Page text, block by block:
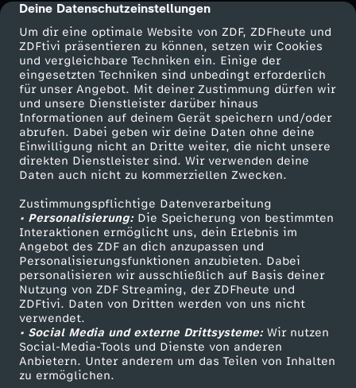
cmp-dialog-description
Deine Datenschutzeinstellungen
Um dir eine optimale Website von ZDF, ZDFheute und
ZDFtivi präsentieren zu können, setzen wir Cookies
und vergleichbare Techniken ein. Einige der
eingesetzten Techniken sind unbedingt erforderlich
für unser Angebot. Mit deiner Zustimmung dürfen wir
und unsere Dienstleister darüber hinaus
Informationen auf deinem Gerät speichern und/oder
abrufen. Dabei geben wir deine Daten ohne deine
Einwilligung nicht an Dritte weiter, die nicht unsere
direkten Dienstleister sind. Wir verwenden deine
Daten auch nicht zu kommerziellen Zwecken.
Zustimmungspflichtige Datenverarbeitung
• Personalisierung:Die Speicherung von bestimmten
Interaktionen ermöglicht uns, dein Erlebnis im
Angebot des ZDF an dich anzupassen und
Personalisierungsfunktionen anzubieten. Dabei
personalisieren wir ausschließlich auf Basis deiner
Nutzung von ZDF Streaming, der ZDFheute und
ZDFtivi. Daten von Dritten werden von uns nicht
verwendet.
• Social Media und externe Drittsysteme:Wir nutzen
Social-Media-Tools und Dienste von anderen
Anbietern. Unter anderem um das Teilen von Inhalten
zu ermöglichen.
s
c
h
e
S
c
h
i
f
f
Mehr ZDF
ZDF-Apps
Smart TV
ZDFtext
Livestreams
Sendungen A-Z
TV-Programm
Service
ZDFmitreden
Kontakt zum ZDF
Tickets
Zuschauerservice
Hilfe
ZDF Unternehmen
Karriere